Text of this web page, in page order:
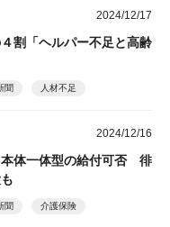
2024/12/17
割「ヘルパー不足と高齢
聞 人材不足
2024/12/16
体一体型の給付可否 徘
聞 介護保険